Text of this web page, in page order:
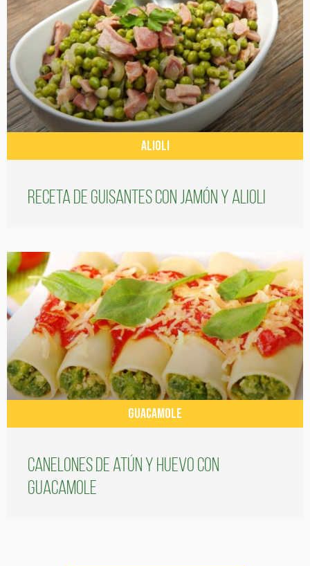
ALIOLI
Receta de guisantes con jamón y alioli
GUACAMOLE
Canelones de atún y huevo con
guacamole